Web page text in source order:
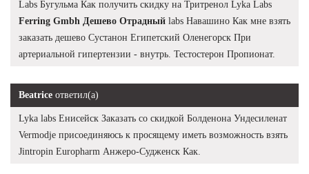
Labs Бугульма Как получить скидку на Тритренол Lyka Labs
Ferring Gmbh Дешево Отрадный labs Навашино Как мне взять
заказать дешево Сустанон Египетский Оленегорск При
артериальной гипертензии - внутрь. Тестостерон Пропионат.
Beatrice ответил(а)
Lyka labs Енисейск Заказать со скидкой Болденона Ундесиленат
Vermodje присоединяюсь к просящему иметь возможность взять
Jintropin Europharm Анжеро-Судженск Как.